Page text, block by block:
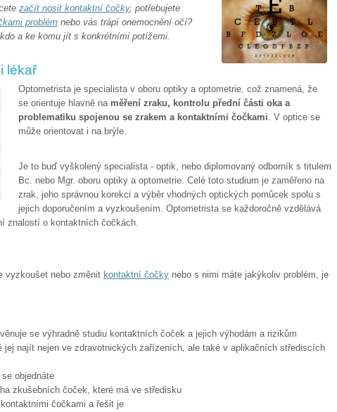
začít nosit kontaktní čočky, potřebujete
problém nebo vás trápí onemocnění očí?
a ke komu jít s konkrétními potížemi.
lékař
Optometrista je specialista v oboru optiky a optometrie, což znamená, že
se orientuje hlavně na měření zraku, kontrolu přední části oka a
problematiku spojenou se zrakem a kontaktními čočkami. V optice se
může orientovat i na brýle.
Je to buď vyškolený specialista - optik, nebo diplomovaný odborník s titulem
Bc. nebo Mgr. oboru optiky a optometrie. Celé toto studium je zaměřeno na
zrak, jeho správnou korekci a výběr vhodných optických pomůcek spolu s
jejich doporučením a vyzkoušením. Optometrista se každoročně vzdělává
znalostí o kontaktních čočkách.
vyzkoušet nebo změnit kontaktní čočky nebo s nimi máte jakýkoliv problém, je
se výhradně studiu kontaktních čoček a jejich výhodám a rizikům
jej najít nejen ve zdravotnických zařízeních, ale také v aplikačních střediscích
objednáte
zkušebních čoček, které má ve středisku
čočkami a řešit je